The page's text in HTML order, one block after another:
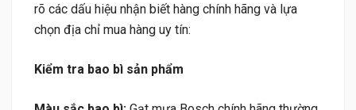
rõ các dấu hiệu nhận biết hàng chính hãng và lựa
chọn địa chỉ mua hàng uy tín:
Kiểm tra bao bì sản phẩm